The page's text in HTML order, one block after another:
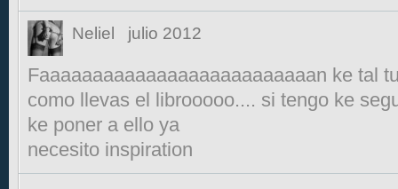
Neliel julio 2012
Faaaaaaaaaaaaaaaaaaaaaaaaaan ke tal
como llevas el librooooo.... si tengo ke
ke poner a ello ya
necesito inspiration